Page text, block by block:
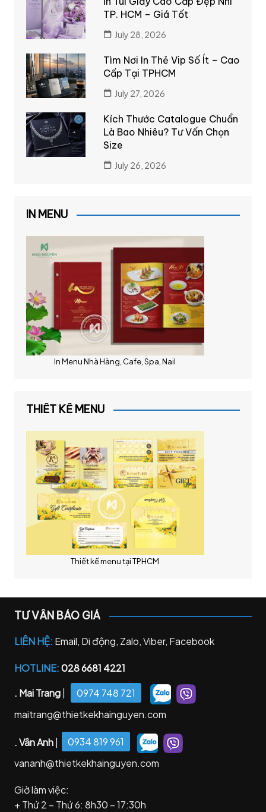
TP. HCM – Giá Tốt
July 28, 2026
Tìm Nơi In Thẻ Vip Số Ít – Cao
Cấp Tại TPHCM
July 27, 2026
Kích Thước Catalogue Chuẩn
Là Bao Nhiêu? Tư Vấn Chọn
Size
July 26, 2026
IN MENU
In Menu Nhà Hàng, Cafe, Spa, Nail
THIẾT KẾ MENU
Thiết kế menu tại TPHCM
TƯ VẤN BÁO GIÁ
LIÊN HỆ: Email, Di động, Zalo, Viber, Facebook
HOTLINE:028 6681 4221
. Mai Trang|
0974 748 721
maitrang@thietkekhainguyen.com
. Vân Anh|
0934 819 961
vananh@thietkekhainguyen.com
Giờ làm việc:
+ Thứ 2 – Thứ 6: 8h30 – 17:30h